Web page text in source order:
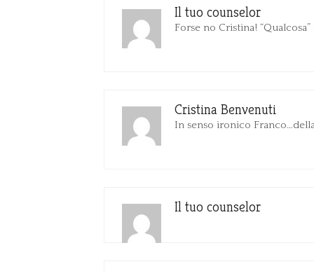
Il tuo counselor
Forse no Cristina!
Cristina Benvenuti
In senso ironico
Il tuo counselor